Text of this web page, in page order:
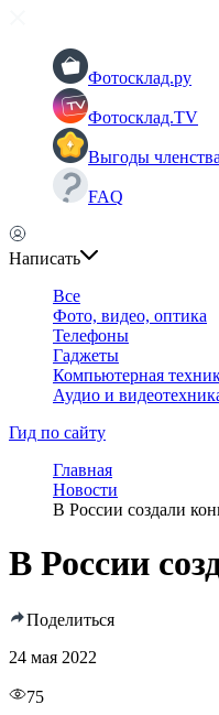
Фотосклад.ру
Фотосклад.TV
Выгоды членства
FAQ
Написать
Все
Фото, видео, оптика
Телефоны
Гаджеты
Компьютерная
Аудио и
Гид по сайту
Главная
Новости
В России создали
В России
Поделиться
24 мая 2022
75